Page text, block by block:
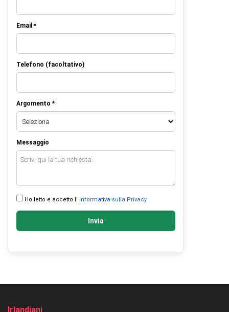
Email *
Telefono (facoltativo)
Argomento *
Messaggio
Ho letto e accetto l’ Informativa sulla Privacy
Invia
Irlandiani